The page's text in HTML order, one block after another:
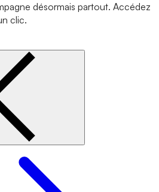
désormais partout. Accédez
clic.